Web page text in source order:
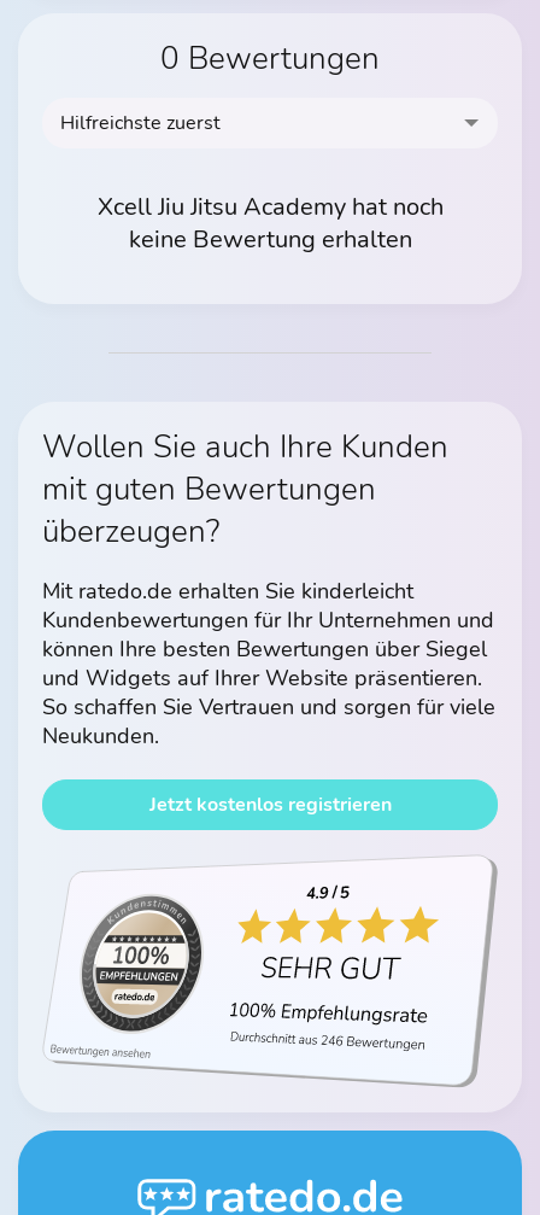
0 Bewertungen
Hilfreichste zuerst
Xcell Jiu Jitsu Academy hat noch
keine Bewertung erhalten
Wollen Sie auch Ihre Kunden
mit guten Bewertungen
überzeugen?
Mit ratedo.de erhalten Sie kinderleicht
Kundenbewertungen für Ihr Unternehmen und
können Ihre besten Bewertungen über Siegel
und Widgets auf Ihrer Website präsentieren.
So schaffen Sie Vertrauen und sorgen für viele
Neukunden.
Jetzt kostenlos registrieren